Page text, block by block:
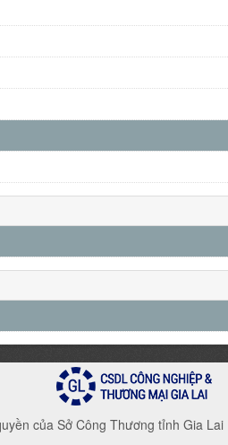
của Sở Công Thương tỉnh Gia Lai